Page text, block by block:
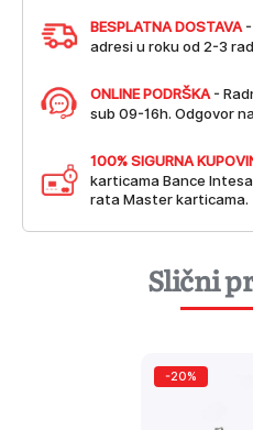
BESPLATNA DOSTAVA
adresi u roku od 2-3
ONLINE PODRŠKA -
sub 09-16h. Odgovor
100% SIGURNA
karticama Bance
rata Master karticama.
Slični
-20%